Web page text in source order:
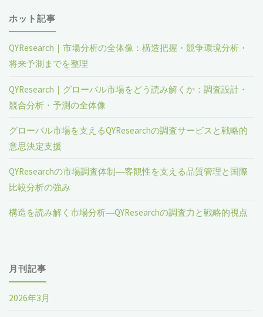
ホット記事
QYResearch｜市場分析の全体像：構造把握・競争環境分析・
将来予測までを整理
QYResearch｜グローバル市場をどう読み解くか：調査設計・
競合分析・予測の全体像
グローバル市場を支えるQYResearchの調査サービスと戦略的
意思決定支援
QYResearchの市場調査体制―客観性を支える品質管理と国際
比較分析の強み
構造を読み解く市場分析―QYResearchの調査力と戦略的視点
月刊記事
2026年3月